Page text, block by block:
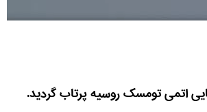
اتمی تومسک روسیه پرتاب گردید.